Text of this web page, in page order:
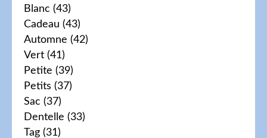
Blanc (43)
Cadeau (43)
Automne (42)
Vert (41)
Petite (39)
Petits (37)
Sac (37)
Dentelle (33)
Tag (31)